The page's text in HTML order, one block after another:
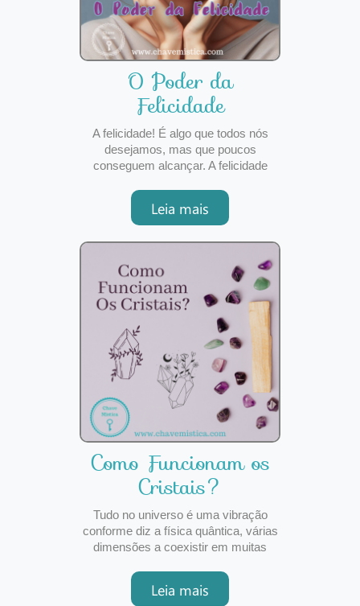
O Poder da
Felicidade
A felicidade! É algo que todos nós
desejamos, mas que poucos
conseguem alcançar. A felicidade
sentimentos de gratidão, paz interior,
satisfação para connosco e para com
os outros. O nosso estado mental
mais natural é aquele onde
predominam a satisfação e a alegria.
Leia mais
Como Funcionam os
Cristais?
Tudo no universo é uma vibração
conforme diz a física quântica, várias
dimensões a coexistir em muitas
o nosso corpo está no plano físico,
mas os sons, cheiros e até mesmo
Leia mais